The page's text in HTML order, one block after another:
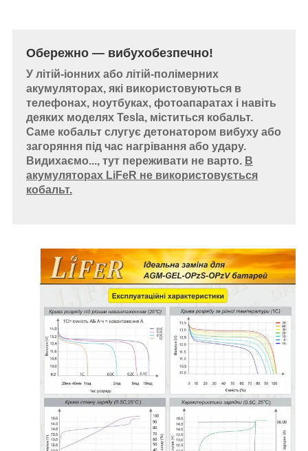
Обережно — вибухобезпечно!
У літій-іонних або літій-полімерних
акумуляторах, які використовуються в
телефонах, ноутбуках, фотоапаратах і навіть
деяких моделях Tesla, міститься кобальт.
Саме кобальт слугує детонатором вибуху або
загоряння під час нагрівання або удару.
Видихаємо..., тут переживати не варто. В
акумуляторах LiFeR не використовується
кобальт.